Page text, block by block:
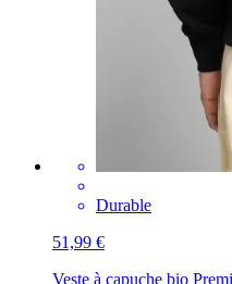
Durable
51,99 €
Veste à capuche bio